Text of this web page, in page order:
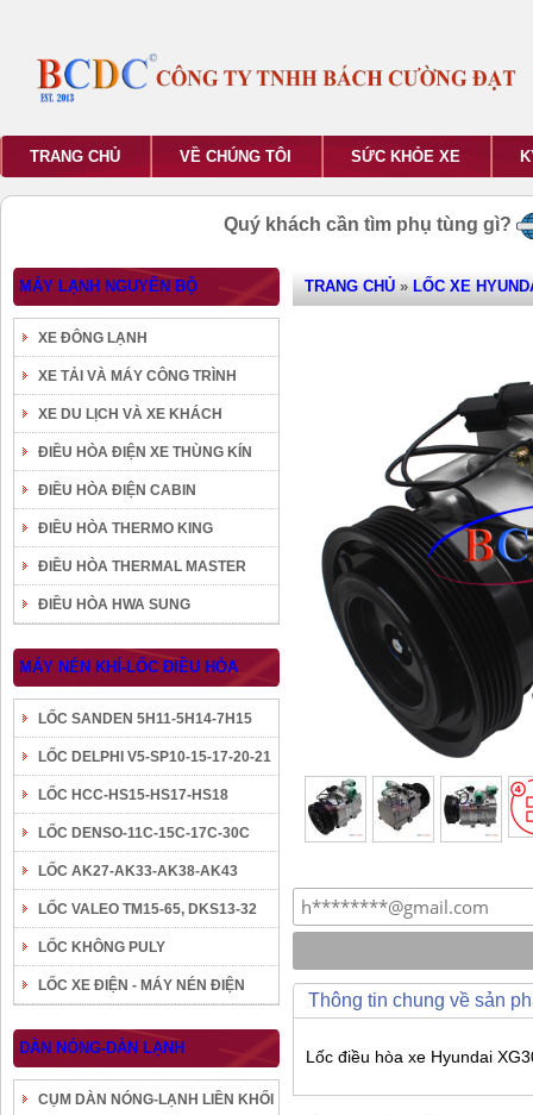
TRANG CHỦ VỀ CHÚNG TÔI SỨC KHỎE XE
Quý khách cần tìm phụ tùng gì?
MÁY LẠNH NGUYÊN BỘ
XE ĐÔNG LẠNH
XE TẢI VÀ MÁY CÔNG TRÌNH
XE DU LỊCH VÀ XE KHÁCH
ĐIỀU HÒA ĐIỆN XE THÙNG KÍN
ĐIỀU HÒA ĐIỆN CABIN
ĐIỀU HÒA THERMO KING
ĐIỀU HÒA THERMAL MASTER
ĐIỀU HÒA HWA SUNG
MÁY NÉN KHÍ-LỐC ĐIỀU HÒA
LỐC SANDEN 5H11-5H14-7H15
LỐC DELPHI V5-SP10-15-17-20-21
LỐC HCC-HS15-HS17-HS18
LỐC DENSO-11C-15C-17C-30C
LỐC AK27-AK33-AK38-AK43
LỐC VALEO TM15-65, DKS13-32
LỐC KHÔNG PULY
LỐC XE ĐIỆN - MÁY NÉN ĐIỆN
DÀN NÓNG-DÀN LẠNH
CỤM DÀN NÓNG-LẠNH LIỀN KHỐI
TRANG CHỦ » LỐC XE
Thông tin chung về sản
Lốc điều hòa xe Hyundai